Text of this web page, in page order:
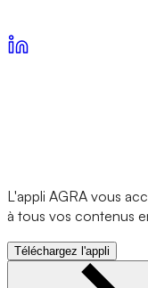
L'appli AGRA vous
à tous vos contenus
Téléchargez l'appli